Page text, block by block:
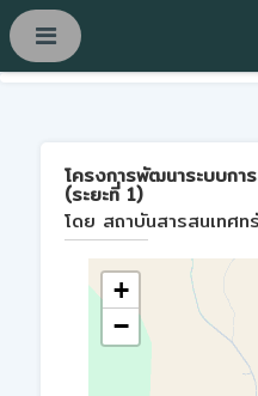
โครงการพัฒนาระบบกา
(ระยะที่ 1)
โดย สถาบันสารสนเทศ
+
−